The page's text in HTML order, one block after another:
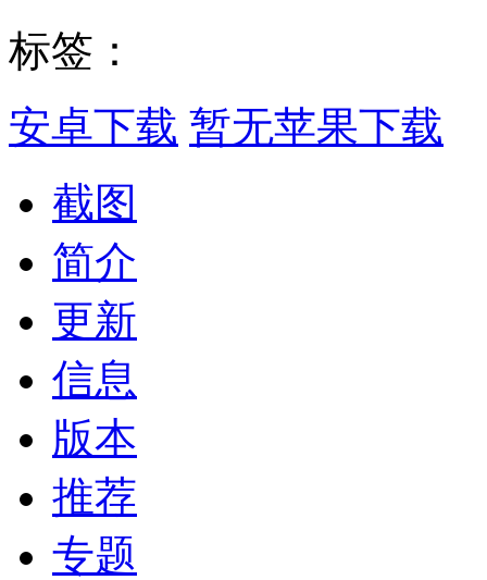
标签：
安卓下载 暂无苹果下载
截图
简介
更新
信息
版本
推荐
专题